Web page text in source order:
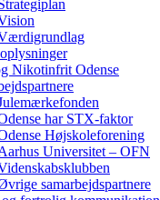
Nikotinfrit Odense
har STX-faktor
Højskoleforening
Universitet – OFN
samarbejdspartnere